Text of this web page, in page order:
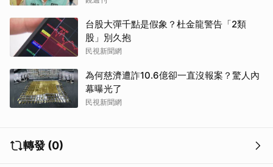
台股大彈千點是假象？杜金龍警告「2類
股」別久抱
民視新聞網
為何慈濟遭詐10.6億卻一直沒報案？驚人內
幕曝光了
民視新聞網
轉發 (0)